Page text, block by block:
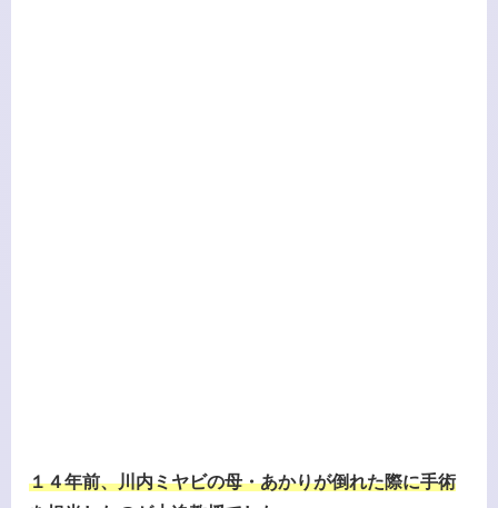
１４年前、川内ミヤビの母・あかりが倒れた際に手術